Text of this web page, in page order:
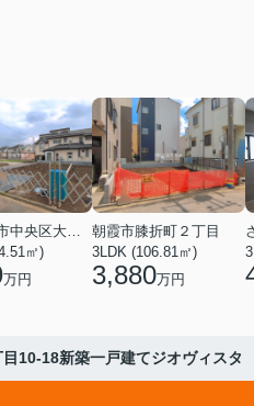
さいたま市中央区大戸３丁目
㎡)
万円
朝霞市膝折町２丁目
3LDK (106.81㎡)
3,880万円
10-18新築一戸建てジオヴィスタ